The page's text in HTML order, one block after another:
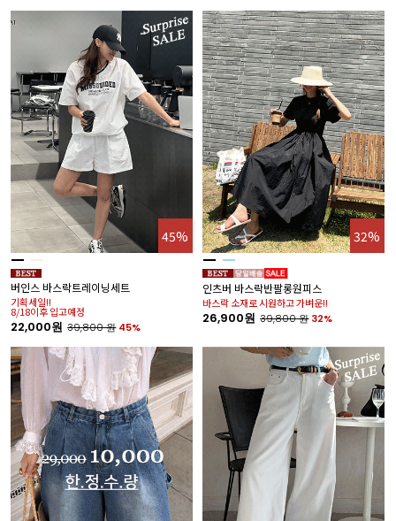
45%
버인스 바스락트레이닝세트
기획세일!!
8/18이후 입고예정
22,000원 39,800원 45%
32%
인츠버 바스락반팔롱원피스
바스락 소재로 시원하고 가벼운!!
26,900원 39,800원 32%